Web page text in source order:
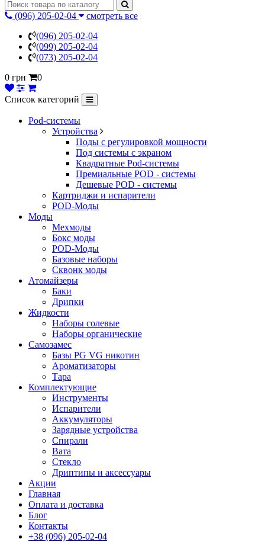
(096) 205-02-04
смотреть все
(096) 205-02-04
(099) 205-02-04
(073) 205-02-04
0 грн
0
Список категорий
Pod-системы
Устройства
Поды с регулировкой мощности
Под системы с экраном
Квадратные Pod-системы
Премиальные POD - системы
Дешевые POD - системы
Картриджи и испарители
POD-Моды
Моды
Мехмоды
Бокс моды
POD-Моды
Базовые наборы
Сквонк моды
Атомайзеры
Баки
Дрипки
Жидкости
Наборы солевые
Наборы органические
Самозамес
Базы PG VG никотин
Ароматизаторы
Тара
Комплектующие
Инструменты
Испарители
Аккумуляторы
Зарядные устройства
Спирали
Вата
Стекло
Дриптипы и аксессуары
Акции
Главная
Оплата и доставка
Блог
Контакты
+38 (096) 205-02-04